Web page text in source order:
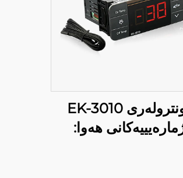
EK-3010 کونترولەری
هەوا: